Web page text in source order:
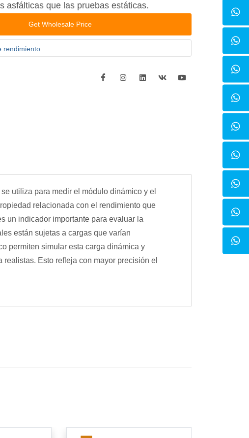
asfálticas que las pruebas estáticas.
Get Wholesale Price
rendimiento
utiliza para medir el módulo dinámico y el
relacionada con el rendimiento que
un indicador importante para evaluar la
están sujetas a cargas que varían
permiten simular esta carga dinámica y
Esto refleja con mayor precisión el